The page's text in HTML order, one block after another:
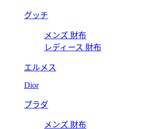
グッチ
メンズ 財布
レディース 財布
エルメス
Dior
プラダ
メンズ 財布